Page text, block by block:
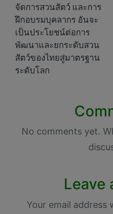
จัดการสวนสัตว์ และการ
ฝึกอบรมบุคลากร อันจะ
เป็นประโยชน์ต่อการ
พัฒนาและยกระดับสวน
สัตว์ของไทยสู่มาตรฐาน
ระดับโลก
No comments yet.
Leave
Your email address